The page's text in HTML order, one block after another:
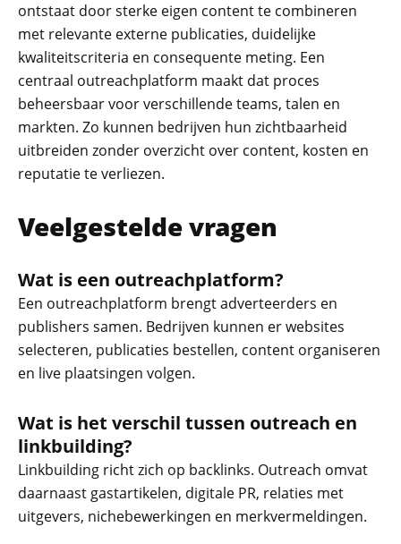
ontstaat door sterke eigen content te combineren
met relevante externe publicaties, duidelijke
kwaliteitscriteria en consequente meting. Een
centraal outreachplatform maakt dat proces
beheersbaar voor verschillende teams, talen en
markten. Zo kunnen bedrijven hun zichtbaarheid
uitbreiden zonder overzicht over content, kosten en
reputatie te verliezen.
Veelgestelde vragen
Wat is een outreachplatform?
Een outreachplatform brengt adverteerders en
publishers samen. Bedrijven kunnen er websites
selecteren, publicaties bestellen, content organiseren
en live plaatsingen volgen.
Wat is het verschil tussen outreach en
linkbuilding?
Linkbuilding richt zich op backlinks. Outreach omvat
daarnaast gastartikelen, digitale PR, relaties met
uitgevers, nichebewerkingen en merkvermeldingen.